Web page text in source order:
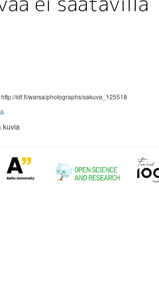
http://ldf.fi/warsa/photographs/sakuva_125518
kuvia